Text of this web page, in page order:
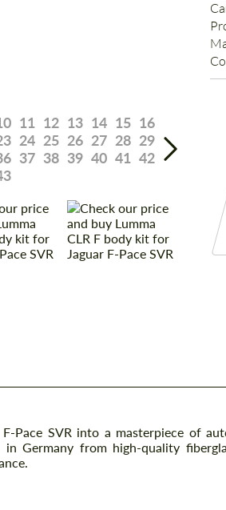
11 12 13 14 15 16
24 25 26 27 28 29
37 38 39 40 41 42
F-Pace SVR into a masterpiece of
Germany from high-quality